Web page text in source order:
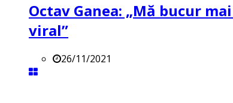
Octav Ganea: „Mă bucur
viral”
26/11/2021